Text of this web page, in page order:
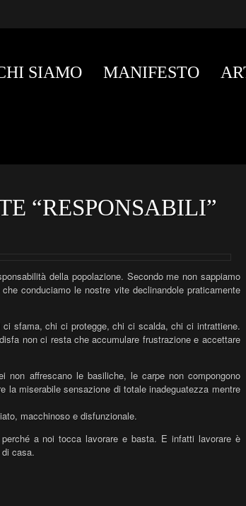
SIAMO MANIFESTO
“RESPONSABILI”
della popolazione. Secondo me non sappiamo
conduciamo le nostre vite declinandole praticamente
sfama, chi ci protegge, chi ci scalda, chi ci intrattiene.
non ci resta che accumulare frustrazione e accettare
non affrescano le basiliche, le carpe non compongono
la miserabile sensazione di totale inadeguatezza mentre
macchinoso e disfunzionale.
a noi tocca lavorare e basta. E infatti lavorare è
casa.